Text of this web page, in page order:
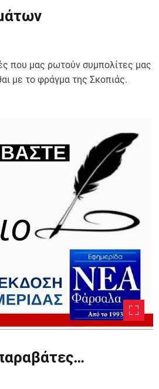
που μας ρωτούν συμπολίτες μας
με το φράγμα της Σκοπιάς.